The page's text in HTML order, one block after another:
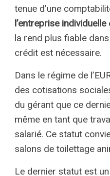
tenue d’une
l’entreprise individuelle
la rend plus fiable
crédit est nécessaire.
Dans le régime de
des cotisations
du gérant que ce
même en tant que
salarié. Ce statut
salons de toilettage
Le dernier statut est